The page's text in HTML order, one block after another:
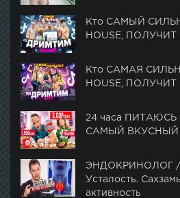
Кто САМЫЙ
HOUSE, ПОЛУЧИТ
Кто САМАЯ
HOUSE,
24 часа
САМЫЙ
ЭНДОКРИНОЛОГ /
Усталость.
активность